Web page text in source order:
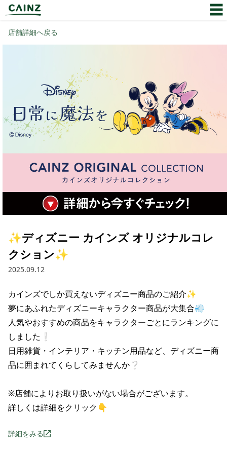
店舗詳細へ戻る
✨ディズニー カインズ オリジナルコレ
クション✨
2025.09.12
カインズでしか買えないディズニー商品のご紹介✨
夢にあふれたディズニーキャラクター商品が大集合💨
人気やおすすめの商品をキャラクターごとにランキングに
しました❕
日用雑貨・インテリア・キッチン用品など、ディズニー商
品に囲まれてくらしてみませんか❔
※店舗によりお取り扱いがない場合がございます。
詳しくは詳細をクリック👇
詳細をみる